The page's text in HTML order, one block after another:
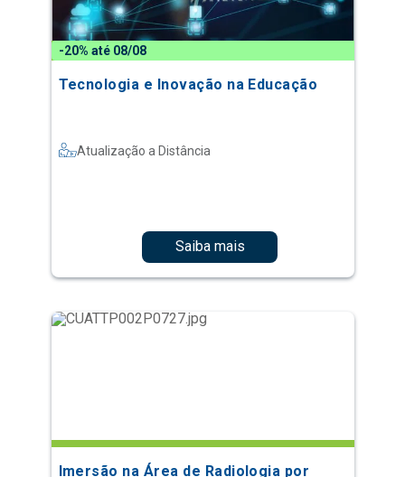
-20% até 08/08
Tecnologia e Inovação na Educação
Atualização a Distância
Saiba mais
Imersão na Área de Radiologia por